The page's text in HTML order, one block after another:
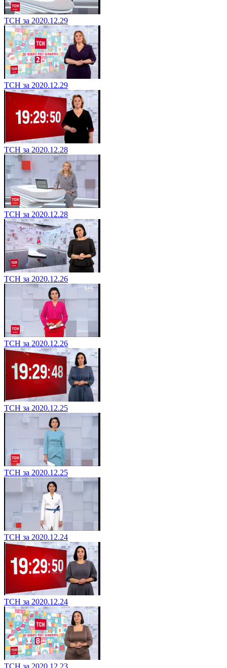
ТСН за 2020.12.29
ТСН за 2020.12.29
ТСН за 2020.12.28
ТСН за 2020.12.28
ТСН за 2020.12.26
ТСН за 2020.12.26
ТСН за 2020.12.25
ТСН за 2020.12.25
ТСН за 2020.12.24
ТСН за 2020.12.24
ТСН за 2020.12.23